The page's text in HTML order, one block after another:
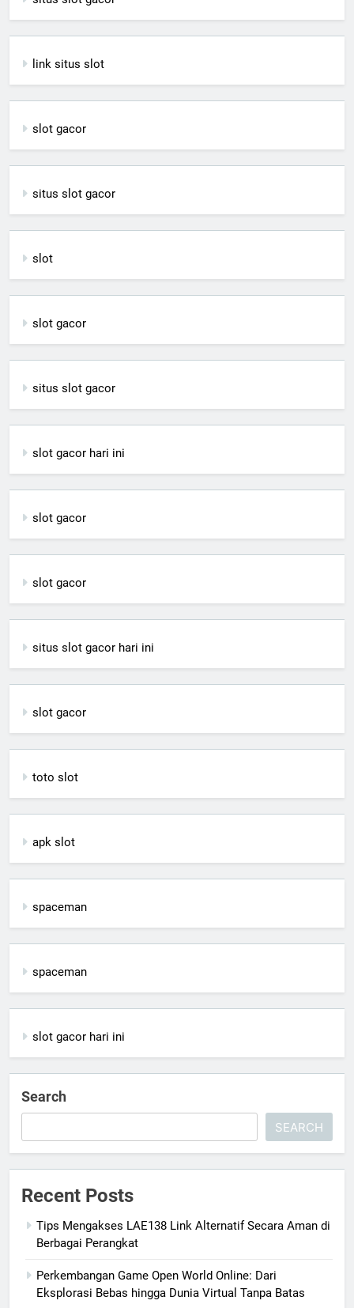
link situs slot
slot gacor
situs slot gacor
slot
slot gacor
situs slot gacor
slot gacor hari ini
slot gacor
slot gacor
situs slot gacor hari ini
slot gacor
toto slot
apk slot
spaceman
spaceman
slot gacor hari ini
Search
SEARCH
Recent Posts
Tips Mengakses LAE138 Link Alternatif Secara Aman di
Berbagai Perangkat
Perkembangan Game Open World Online: Dari
Eksplorasi Bebas hingga Dunia Virtual Tanpa Batas